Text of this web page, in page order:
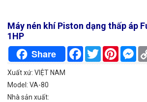
Máy nén khí Piston dạng thấp áp
1HP
Share FacebookTwitterPinterest
Xuất xứ: VIỆT NAM
Model: VA-80
Nhà sản xuất: